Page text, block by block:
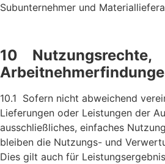
Subunternehmer und
10 Nutzungsrechte,
10.1 Sofern nicht abweichend
Liefer­ungen oder Leistungen der
aus­schließ­liches, einfaches
bleiben die Nutzungs- und
Dies gilt auch für